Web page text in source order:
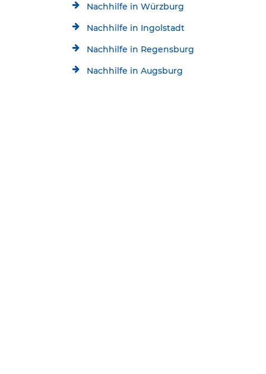
Nachhilfe in Würzburg
Nachhilfe in Ingolstadt
Nachhilfe in Regensburg
Nachhilfe in Augsburg